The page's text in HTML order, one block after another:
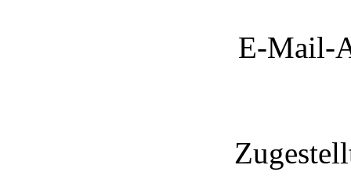
E-Mail-